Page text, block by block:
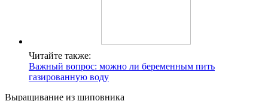
Читайте также:
Важный вопрос: можно ли беременным пить
газированную воду
Выращивание из шиповника